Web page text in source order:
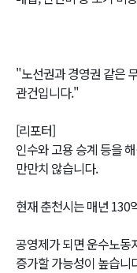
"노선권과 경영권 같은
관건입니다."
[리포터]
인수와 고용 승계 등을
만만치 않습니다.
현재 춘천시는 매년 130
공영제가 되면 운수노동
증가할 가능성이 높습니